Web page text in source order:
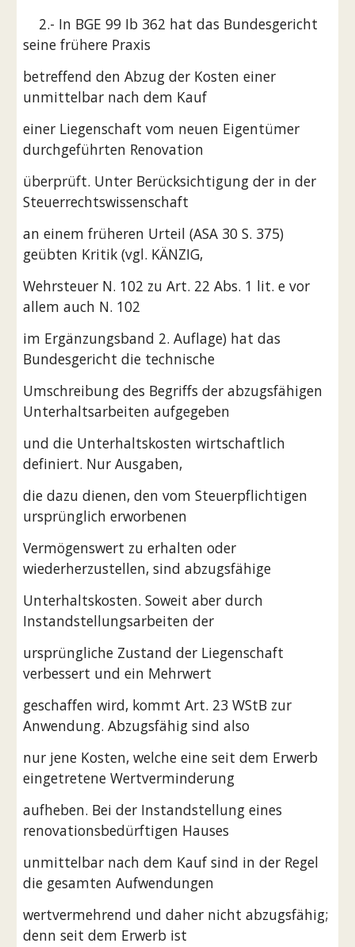
seine frühere Praxis
betreffend den Abzug der Kosten einer
unmittelbar nach dem Kauf
einer Liegenschaft vom neuen Eigentümer
durchgeführten Renovation
überprüft. Unter Berücksichtigung der in der
Steuerrechtswissenschaft
an einem früheren Urteil (ASA 30 S. 375)
geübten Kritik (vgl. KÄNZIG,
Wehrsteuer N. 102 zu Art. 22 Abs. 1 lit. e vor
allem auch N. 102
im Ergänzungsband 2. Auflage) hat das
Bundesgericht die technische
Umschreibung des Begriffs der abzugsfähigen
Unterhaltsarbeiten aufgegeben
und die Unterhaltskosten wirtschaftlich
definiert. Nur Ausgaben,
die dazu dienen, den vom Steuerpflichtigen
ursprünglich erworbenen
Vermögenswert zu erhalten oder
wiederherzustellen, sind abzugsfähige
Unterhaltskosten. Soweit aber durch
Instandstellungsarbeiten der
ursprüngliche Zustand der Liegenschaft
verbessert und ein Mehrwert
geschaffen wird, kommt Art. 23 WStB zur
Anwendung. Abzugsfähig sind also
nur jene Kosten, welche eine seit dem Erwerb
eingetretene Wertverminderung
aufheben. Bei der Instandstellung eines
renovationsbedürftigen Hauses
unmittelbar nach dem Kauf sind in der Regel
die gesamten Aufwendungen
wertvermehrend und daher nicht abzugsfähig;
denn seit dem Erwerb ist